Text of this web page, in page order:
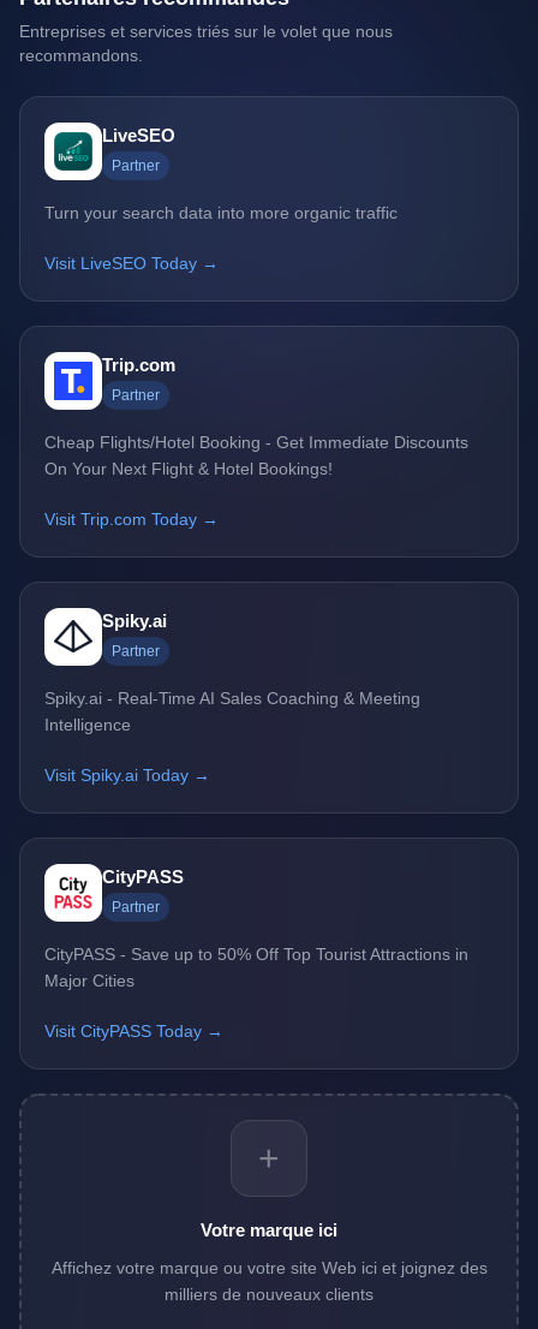
Entreprises et services triés sur le volet que nous
recommandons.
LiveSEO
Partner
Turn your search data into more organic traffic
Visit LiveSEO Today →
Trip.com
Partner
Cheap Flights/Hotel Booking - Get Immediate Discounts
On Your Next Flight & Hotel Bookings!
Visit Trip.com Today →
Spiky.ai
Partner
Spiky.ai - Real-Time AI Sales Coaching & Meeting
Intelligence
Visit Spiky.ai Today →
CityPASS
Partner
CityPASS - Save up to 50% Off Top Tourist Attractions in
Major Cities
Visit CityPASS Today →
+
Votre marque ici
Affichez votre marque ou votre site Web ici et joignez des
milliers de nouveaux clients